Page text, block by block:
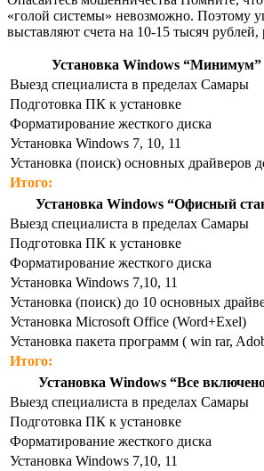
«голой системы» невозможно. Поэтому
выставляют счета на 10-15 тысяч
Установка Windows “Минимум”
Выезд специалиста в пределах Самары
Подготовка ПК к установке
Форматирование жесткого диска
Установка Windows 7, 10, 11
Установка (поиск) основных драйверов
Итого:
Установка Windows “Офисный
Выезд специалиста в пределах Самары
Подготовка ПК к установке
Форматирование жесткого диска
Установка Windows 7,10, 11
Установка (поиск) до 10 основных
Установка Microsoft Office (Word+Exel)
Установка пакета программ ( win rar,
Итого:
Установка Windows “Все
Выезд специалиста в пределах Самары
Подготовка ПК к установке
Форматирование жесткого диска
Установка Windows 7,10, 11